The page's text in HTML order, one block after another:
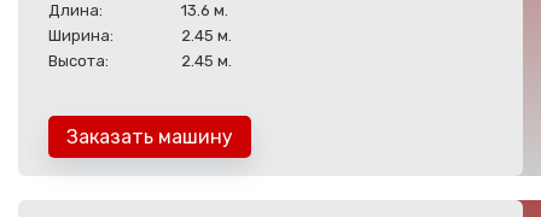
Длина:
13.6 м.
Ширина:
2.45 м.
Высота:
2.45 м.
Заказать машину